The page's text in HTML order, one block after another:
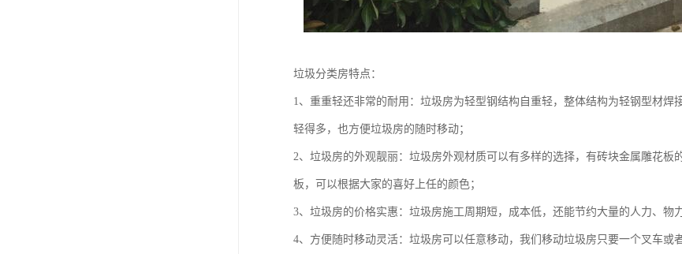
垃圾分类房特点：
1、重重轻还非常的耐用：垃圾房为轻型钢结构自重轻，整体结构为轻钢型材
轻得多，也方便垃圾房的随时移动；
2、垃圾房的外观靓丽：垃圾房外观材质可以有多样的选择，有砖块金属雕花板
板，可以根据大家的喜好上任的颜色；
3、垃圾房的价格实惠：垃圾房施工周期短，成本低，还能节约大量的人力、物
4、方便随时移动灵活：垃圾房可以任意移动，我们移动垃圾房只要一个叉车或